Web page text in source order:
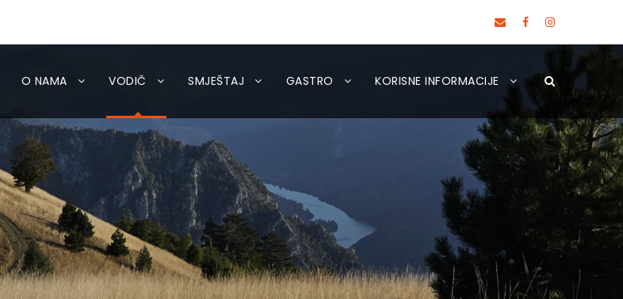
O NAMA VODIČ SMJEŠTAJ GASTRO KORISNE INFORMACIJE